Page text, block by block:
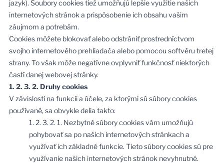
jazyk). Soubory cookies tiež umožňujú lepšie využitie našich
internetových stránok a prispôsobenie ich obsahu vašim
záujmom a potrebám.
Cookies môžete blokovať alebo odstrániť prostredníctvom
svojho internetového prehliadača alebo pomocou softvéru tretej
strany. To však môže negatívne ovplyvniť funkčnosť niektorých
častí danej webovej stránky.
1. 2. 3. 2. Druhy cookies
V závislosti na funkcii a účele, za ktorými sú súbory cookies
používané, sa obvykle delia takto:
1. 2. 3. 2. 1. Nezbytné súbory cookies vám umožňujú
pohybovať sa po našich internetových stránkach a
využívať ich základné funkcie. Tieto súbory cookies sú pre
využívanie našich internetových stránok nevyhnutné.